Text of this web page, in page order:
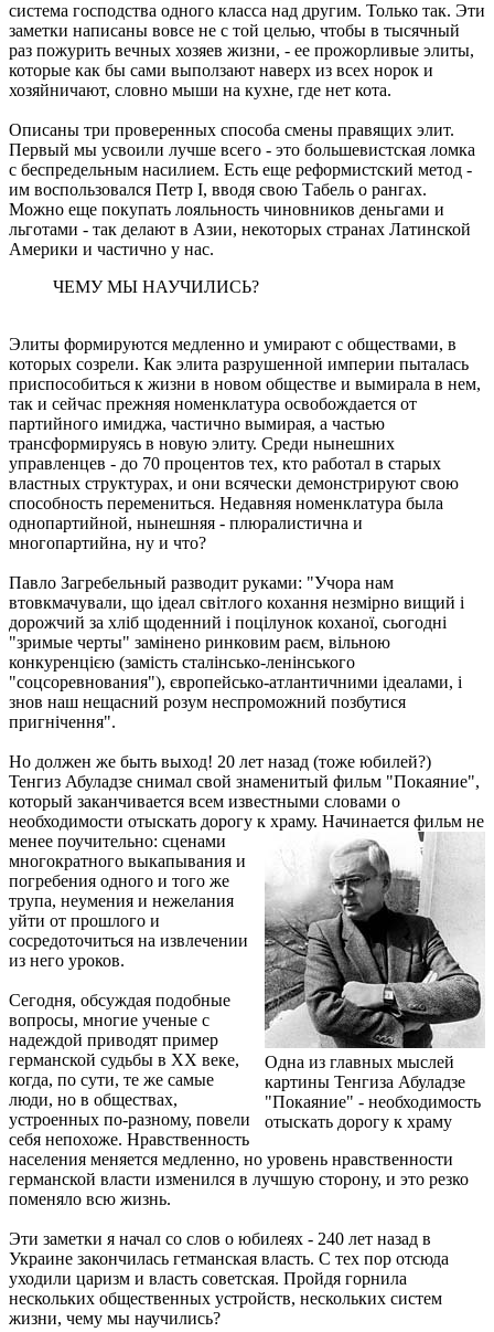
система господства одного класса над другим. Только так. Эти
заметки написаны вовсе не с той целью, чтобы в тысячный
раз пожурить вечных хозяев жизни, - ее прожорливые элиты,
которые как бы сами выползают наверх из всех норок и
хозяйничают, словно мыши на кухне, где нет кота.
Описаны три проверенных способа смены правящих элит.
Первый мы усвоили лучше всего - это большевистская ломка
с беспредельным насилием. Есть еще реформистский метод -
им воспользовался Петр I, вводя свою Табель о рангах.
Можно еще покупать лояльность чиновников деньгами и
льготами - так делают в Азии, некоторых странах Латинской
Америки и частично у нас.
ЧЕМУ МЫ НАУЧИЛИСЬ?
Элиты формируются медленно и умирают с обществами, в
которых созрели. Как элита разрушенной империи пыталась
приспособиться к жизни в новом обществе и вымирала в нем,
так и сейчас прежняя номенклатура освобождается от
партийного имиджа, частично вымирая, а частью
трансформируясь в новую элиту. Среди нынешних
управленцев - до 70 процентов тех, кто работал в старых
властных структурах, и они всячески демонстрируют свою
способность перемениться. Недавняя номенклатура была
однопартийной, нынешняя - плюралистична и
многопартийна, ну и что?
Павло Загребельный разводит руками: "Учора нам
втовкмачували, що iдеал свiтлого кохання незмiрно вищий i
дорожчий за хлiб щоденний i поцiлунок коханої, сьогоднi
"зримые черты" замiнено ринковим раєм, вiльною
конкуренцiєю (замiсть сталiнсько-ленiнського
"соцсоревнования"), європейсько-атлантичними iдеалами, i
знов наш нещасний розум неспроможний позбутися
пригнiчення".
Но должен же быть выход! 20 лет назад (тоже юбилей?)
Тенгиз Абуладзе снимал свой знаменитый фильм "Покаяние",
который заканчивается всем известными словами о
необходимости отыскать дорогу к храму.
Одна из главных мыслей
картины Тенгиза Абуладзе
"Покаяние" - необходимость
отыскать дорогу к храму
Начинается фильм не
менее поучительно: сценами
многократного выкапывания и
погребения одного и того же
трупа, неумения и нежелания
уйти от прошлого и
сосредоточиться на извлечении
из него уроков.
Сегодня, обсуждая подобные
вопросы, многие ученые с
надеждой приводят пример
германской судьбы в ХХ веке,
когда, по сути, те же самые
люди, но в обществах,
устроенных по-разному, повели
себя непохоже. Нравственность
населения меняется медленно, но уровень нравственности
германской власти изменился в лучшую сторону, и это резко
поменяло всю жизнь.
Эти заметки я начал со слов о юбилеях - 240 лет назад в
Украине закончилась гетманская власть. С тех пор отсюда
уходили царизм и власть советская. Пройдя горнила
нескольких общественных устройств, нескольких систем
жизни, чему мы научились?